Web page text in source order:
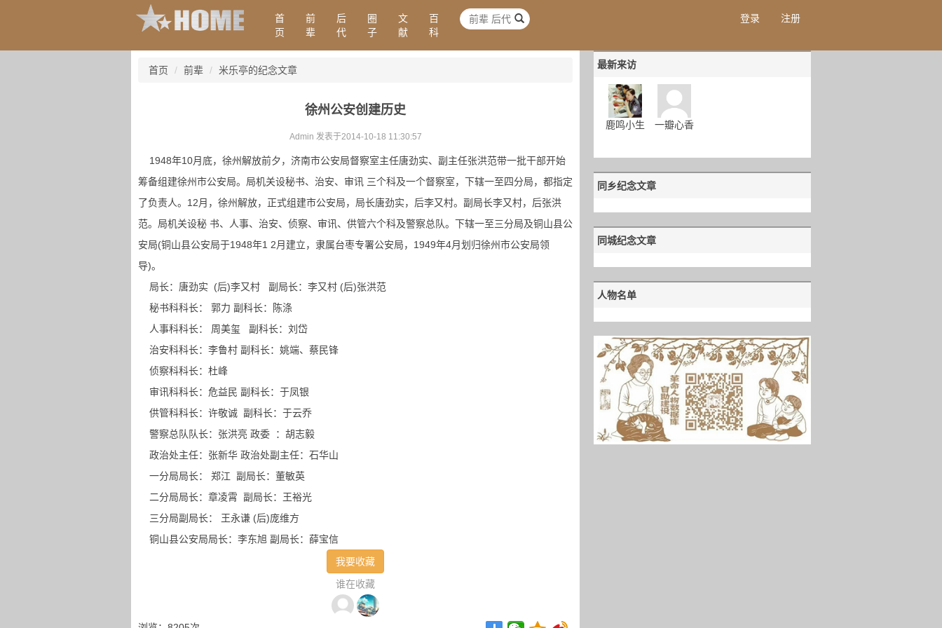
首
页
前
辈
后
代
圈
子
文
献
百
科
登录 注册
首页 前辈 米乐亭的纪念文章
徐州公安创建历史
Admin 发表于2014-10-18 11:30:57
1948年10月底，徐州解放前夕，济南市公安局督察室主任唐劲实、副主任张洪范带一批干部开始
筹备组建徐州市公安局。局机关设秘书、治安、审讯 三个科及一个督察室，下辖一至四分局，都指定
了负责人。12月，徐州解放，正式组建市公安局，局长唐劲实，后李又村。副局长李又村，后张洪
范。局机关设秘 书、人事、治安、侦察、审讯、供管六个科及警察总队。下辖一至三分局及铜山县公
安局(铜山县公安局于1948年1 2月建立，隶属台枣专署公安局，1949年4月划归徐州市公安局领
导)。
局长：唐劲实 (后)李又村 副局长：李又村 (后)张洪范
秘书科科长： 郭力 副科长：陈涤
人事科科长： 周美玺 副科长：刘岱
治安科科长：李鲁村 副科长：姚端、蔡民锋
侦察科科长：杜峰
审讯科科长：危益民 副科长：于凤银
供管科科长：许敬诚 副科长：于云乔
警察总队队长：张洪亮 政委 ：胡志毅
政治处主任：张新华 政治处副主任：石华山
一分局局长： 郑江 副局长：董敏英
二分局局长：章凌霄 副局长：王裕光
三分局副局长： 王永谦 (后)庞维方
铜山县公安局局长：李东旭 副局长：薛宝信
我要收藏
谁在收藏
最新来访
鹿鸣小生 一瓣心香
同乡纪念文章
同城纪念文章
人物名单